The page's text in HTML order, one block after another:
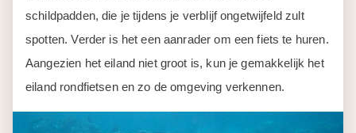
schildpadden, die je tijdens je verblijf ongetwijfeld zult
spotten. Verder is het een aanrader om een fiets te huren.
Aangezien het eiland niet groot is, kun je gemakkelijk het
eiland rondfietsen en zo de omgeving verkennen.